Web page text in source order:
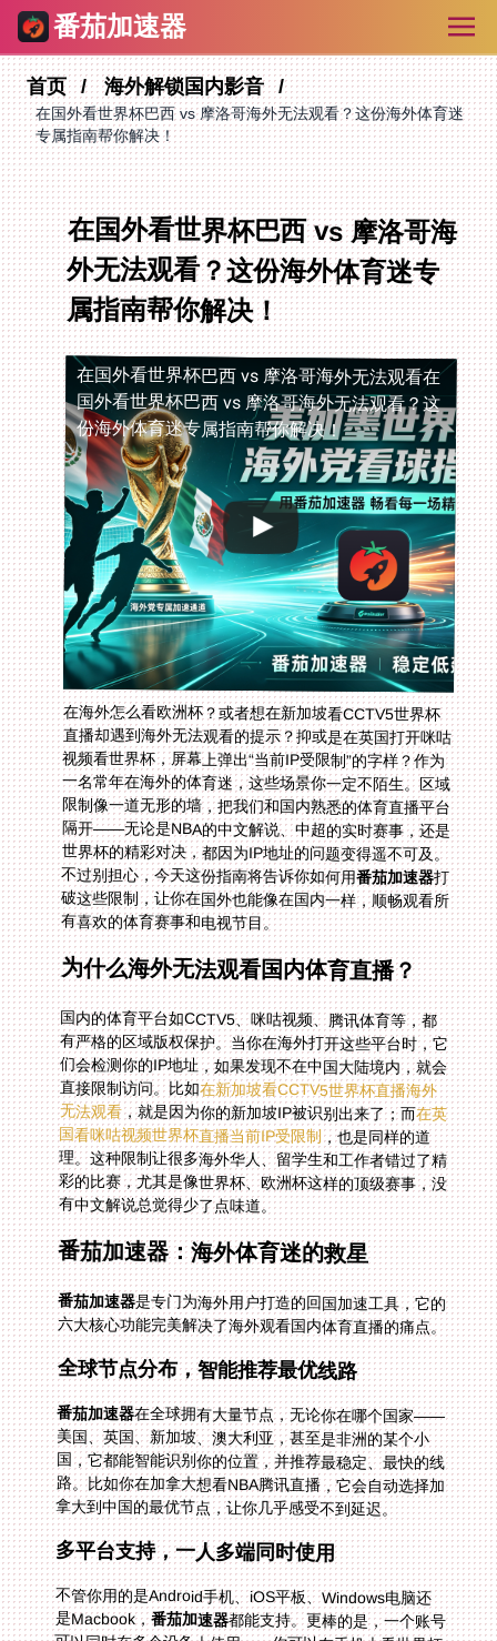
番茄加速器
首页 海外解锁国内影音
在国外看世界杯巴西 vs 摩洛哥海外无法观看？这份海外体育迷
专属指南帮你解决！
在国外看世界杯巴西 vs 摩洛哥海
外无法观看？这份海外体育迷专
属指南帮你解决！
在国外看世界杯巴西 vs 摩洛哥海外无法观看在
国外看世界杯巴西 vs 摩洛哥海外无法观看？这
份海外体育迷专属指南帮你解决！
在海外怎么看欧洲杯？或者想在新加坡看CCTV5世界杯
直播却遇到海外无法观看的提示？抑或是在英国打开咪咕
视频看世界杯，屏幕上弹出“当前IP受限制”的字样？作为
一名常年在海外的体育迷，这些场景你一定不陌生。区域
限制像一道无形的墙，把我们和国内熟悉的体育直播平台
隔开——无论是NBA的中文解说、中超的实时赛事，还是
世界杯的精彩对决，都因为IP地址的问题变得遥不可及。
不过别担心，今天这份指南将告诉你如何用番茄加速器打
破这些限制，让你在国外也能像在国内一样，顺畅观看所
有喜欢的体育赛事和电视节目。
为什么海外无法观看国内体育直播？
国内的体育平台如CCTV5、咪咕视频、腾讯体育等，都
有严格的区域版权保护。当你在海外打开这些平台时，它
们会检测你的IP地址，如果发现不在中国大陆境内，就会
直接限制访问。比如在新加坡看CCTV5世界杯直播海外
无法观看，就是因为你的新加坡IP被识别出来了；而在英
国看咪咕视频世界杯直播当前IP受限制，也是同样的道
理。这种限制让很多海外华人、留学生和工作者错过了精
彩的比赛，尤其是像世界杯、欧洲杯这样的顶级赛事，没
有中文解说总觉得少了点味道。
番茄加速器：海外体育迷的救星
番茄加速器是专门为海外用户打造的回国加速工具，它的
六大核心功能完美解决了海外观看国内体育直播的痛点。
全球节点分布，智能推荐最优线路
番茄加速器在全球拥有大量节点，无论你在哪个国家——
美国、英国、新加坡、澳大利亚，甚至是非洲的某个小
国，它都能智能识别你的位置，并推荐最稳定、最快的线
路。比如你在加拿大想看NBA腾讯直播，它会自动选择加
拿大到中国的最优节点，让你几乎感受不到延迟。
多平台支持，一人多端同时使用
不管你用的是Android手机、iOS平板、Windows电脑还
是Macbook，番茄加速器都能支持。更棒的是，一个账号
可以同时在多个设备上使用——你可以在手机上看世界杯
直播，同时用电脑看NBA回放，完全不冲突。对于留学生
来说，这意味着你可以在宿舍用电脑看比赛，出门时切换